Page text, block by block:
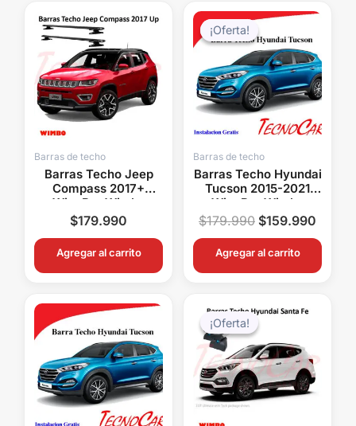
Barras de techo
Barras Techo Jeep
Compass 2017+
WingBar Wimbo
Aluminio
Portaequipaje
$179.990
Agregar al carrito
¡Oferta!
¡Oferta!
Barras de techo
Barras Techo Hyundai
Tucson 2015-2021
WingBar Wimbo
Aluminio Con Llave
$179.990
El
precio
original
era:
$179.990.
$159.990
El
es:
Agregar al carrito
¡Oferta!
¡Oferta!
precio
original
era:
$179.990.